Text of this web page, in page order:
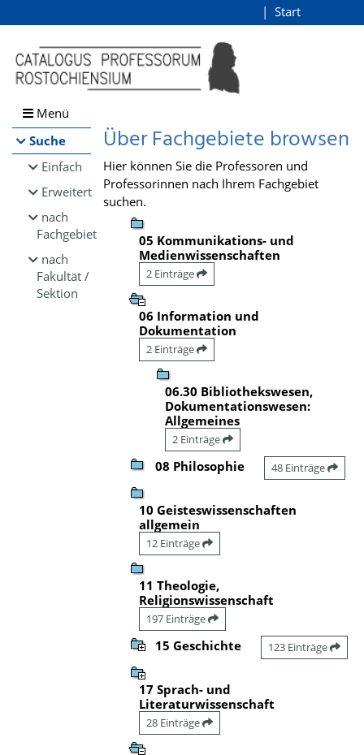
Browsen
direkt zum Inhalt
Start
Menü
Suche
Einfach
Erweitert
nach
Fachgebiet
nach
Fakultät /
Sektion
Über Fachgebiete browsen
Hier können Sie die Professoren und
Professorinnen nach Ihrem Fachgebiet
suchen.
05 Kommunikations- und
Medienwissenschaften
2 Einträge
06 Information und
Dokumentation
2 Einträge
06.30 Bibliothekswesen,
Dokumentationswesen:
Allgemeines
2 Einträge
08 Philosophie 48 Einträge
10 Geisteswissenschaften
allgemein
12 Einträge
11 Theologie,
Religionswissenschaft
197 Einträge
15 Geschichte 123 Einträge
17 Sprach- und
Literaturwissenschaft
28 Einträge